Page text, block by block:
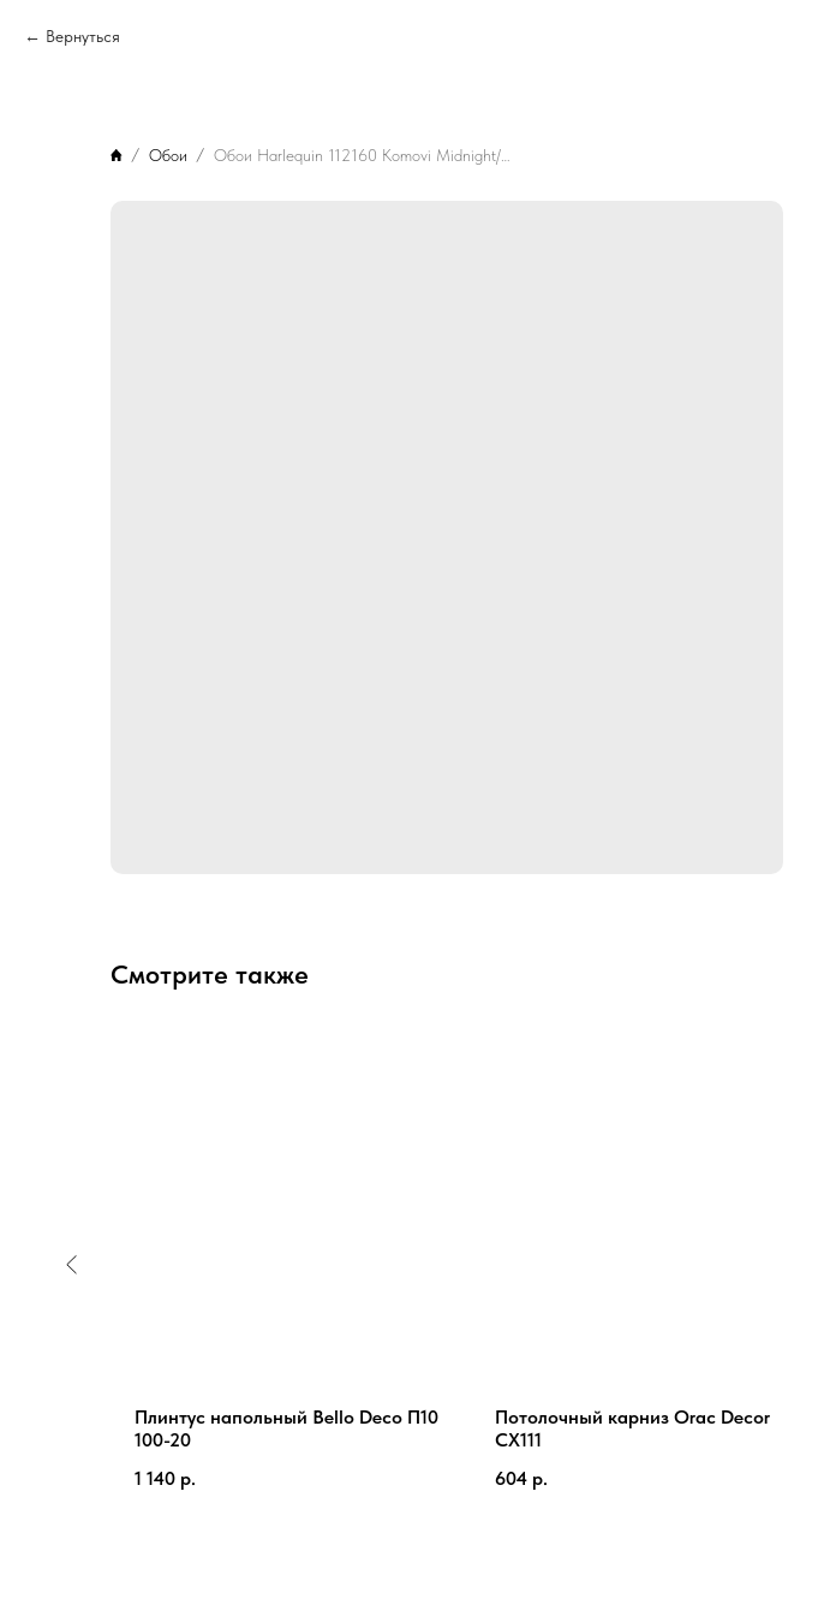
Вернуться
Обои
Смотрите также
Плинтус напольный Bello Deco П10
100-20
1 140 р.
Потолочный карниз Orac Decor
CX111
604 р.